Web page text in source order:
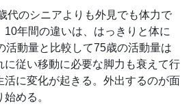
代のシニアよりも外見でも体力で
10年間の違いは、はっきりと体に
活動量と比較して75歳の活動量は
に従い移動に必要な脚力も衰えて行
活に変化が起きる。外出するのが面
める。